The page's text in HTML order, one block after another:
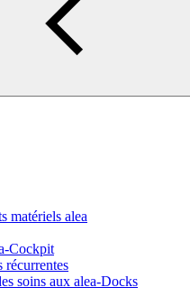
matériels alea
Cockpit
récurrentes
soins aux alea-Docks